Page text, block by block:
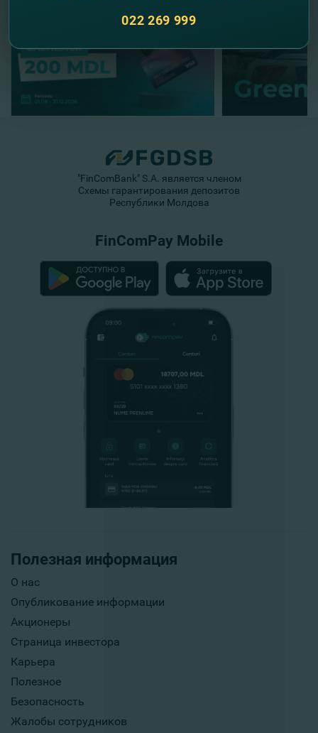
Полезная информация
О нас
Опубликование информации
Акционеры
Страница инвестора
Карьера
Полезное
Безопасность
Жалобы сотрудников
"FinComBank" S.A. является членом
Схемы гарантирования депозитов
Республики Молдова
FinComPay Mobile
022 269 999